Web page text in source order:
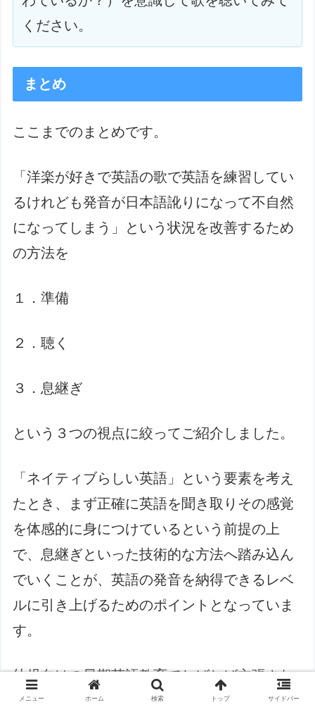
ください。
まとめ
ここまでのまとめです。
「洋楽が好きで英語の歌で英語を練習してい
るけれども発音が日本語訛りになって不自然
になってしまう」という状況を改善するため
の方法を
１．準備
２．聴く
３．息継ぎ
という３つの視点に絞ってご紹介しました。
「ネイティブらしい英語」という要素を考え
たとき、まず正確に英語を聞き取りその感覚
を体感的に身につけているという前提の上
で、息継ぎといった技術的な方法へ踏み込ん
でいくことが、英語の発音を納得できるレベ
ルに引き上げるためのポイントとなっていま
す。
幼児向けの早期英語教育でしばしば主張され
ることですが、「人は◯歳までに△を始めな
メニュー ホーム 検索 トップ サイドバー